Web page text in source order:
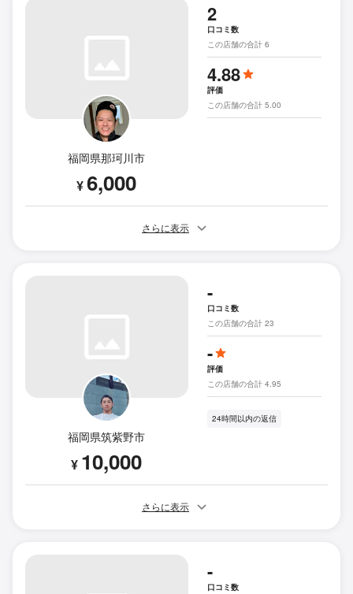
福岡県那珂川市
¥6,000
2
口コミ数
この店舗の合計 6
4.88
評価
この店舗の合計 5.00
さらに表示
福岡県筑紫野市
¥ 10,000
-
口コミ数
この店舗の合計 23
-
評価
この店舗の合計 4.95
24時間以内の返信
さらに表示
-
口コミ数